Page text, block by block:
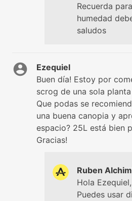
Recuerda
humedad
saludos
Ezequiel
Buen día! Estoy por
scrog de una sola
Que podas se
una buena canopia y
espacio? 25L está bien
Gracias!
Ruben
Hola Ezequiel,
Puedes usar